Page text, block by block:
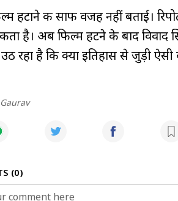
हटाने की साफ वजह नहीं बताई।
है। अब फिल्म हटने के बाद विवाद
रहा है कि क्या इतिहास से जुड़ी
Gaurav
0